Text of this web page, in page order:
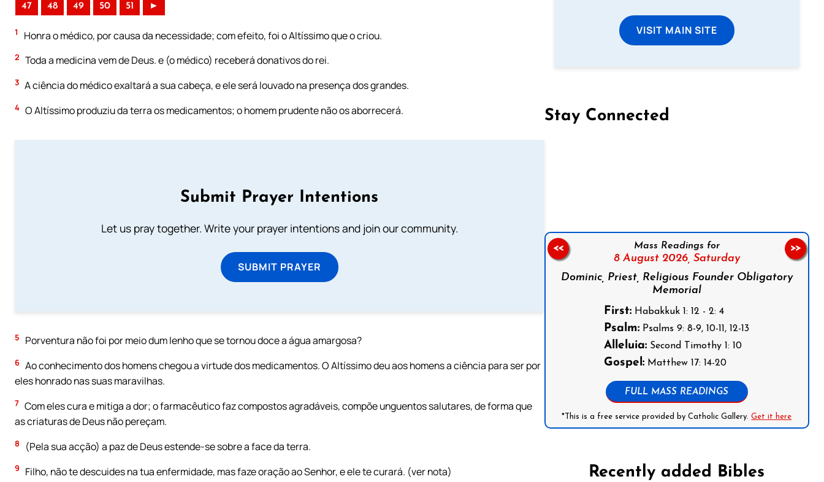
47 48 49 50 51 ►
1 Honra o médico, por causa da necessidade; com efeito, foi o Altíssimo que o criou.
2 Toda a medicina vem de Deus. e (o médico) receberá donativos do rei.
3 A ciência do médico exaltará a sua cabeça, e ele será louvado na presença dos grandes.
4 O Altíssimo produziu da terra os medicamentos; o homem prudente não os aborrecerá.
Submit Prayer Intentions
Let us pray together. Write your prayer intentions and join our community.
SUBMIT PRAYER
5 Porventura não foi por meio dum lenho que se tornou doce a água amargosa?
6 Ao conhecimento dos homens chegou a virtude dos medicamentos. O Altíssimo deu aos homens a ciência para ser por
eles honrado nas suas maravilhas.
7 Com eles cura e mitiga a dor; o farmacêutico faz compostos agradáveis, compõe unguentos salutares, de forma que
as criaturas de Deus não pereçam.
8 (Pela sua acção) a paz de Deus estende-se sobre a face da terra.
9 Filho, não te descuides na tua enfermidade, mas faze oração ao Senhor, e ele te curará. (ver nota)
VISIT MAIN SITE
Stay Connected
Mass Readings for
8 August 2026, Saturday
Dominic, Priest, Religious Founder Obligatory
Memorial
First: Habakkuk 1: 12 - 2: 4
Psalm: Psalms 9: 8-9, 10-11, 12-13
Alleluia: Second Timothy 1: 10
Gospel: Matthew 17: 14-20
FULL MASS READINGS
*This is a free service provided by Catholic Gallery.Get it here
<< >>
Recently added Bibles